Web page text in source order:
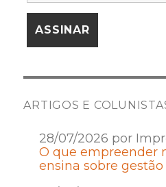
ARTIGOS E
28/07/2026 por
O que empreender
ensina sobre